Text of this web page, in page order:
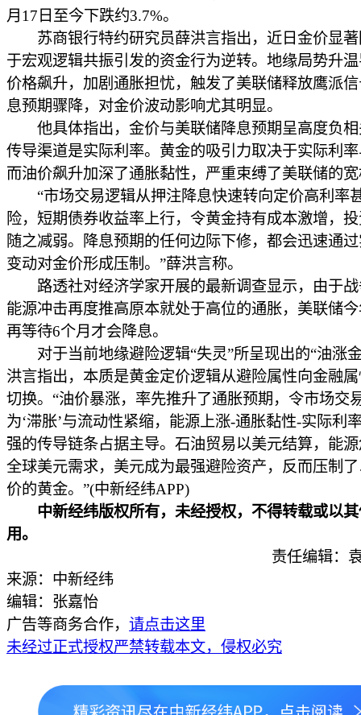
月17日至今下跌约3.7%。
苏商银行特约研究员薛洪言指出，近日金价显著
于宏观逻辑共振引发的资金行为逆转。地缘局势升
价格飙升，加剧通胀担忧，触发了美联储释放鹰派
息预期骤降，对金价波动影响尤其明显。
他具体指出，金价与美联储降息预期呈高度负相
传导渠道是实际利率。黄金的吸引力取决于实际利
而油价飙升加深了通胀黏性，严重束缚了美联储的
“市场交易逻辑从押注降息快速转向定价高利率
险，短期债券收益率上行，令黄金持有成本激增，
随之减弱。降息预期的任何边际下修，都会迅速通
变动对金价形成压制。”薛洪言称。
路透社对经济学家开展的最新调查显示，由于战
能源冲击再度推高原本就处于高位的通胀，美联储
再等待6个月才会降息。
对于当前地缘避险逻辑“失灵”所呈现出的“油涨
洪言指出，本质是黄金定价逻辑从避险属性向金融
切换。“油价暴涨，率先推升了通胀预期，令市场交
为‘滞胀’与流动性紧缩，能源上涨-通胀黏性-实际利
强的传导链条占据主导。石油贸易以美元结算，能
全球美元需求，美元成为最强避险资产，反而压制
价的黄金。”(中新经纬APP)
中新经纬版权所有，未经授权，不得转载或以其
用。
责任编辑：
来源：中新经纬
编辑：张嘉怡
广告等商务合作， 请点击这里
未经过正式授权严禁转载本文，侵权必究